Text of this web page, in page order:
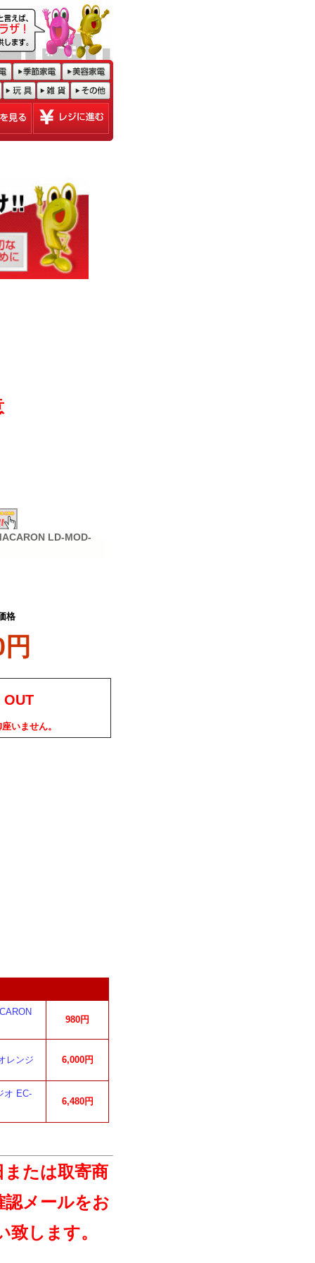
LD-MOD-
格
OUT
いません。
980円
レンジ 6,000円
オ EC-
6,480円
たは取寄商
認メールをお
します。